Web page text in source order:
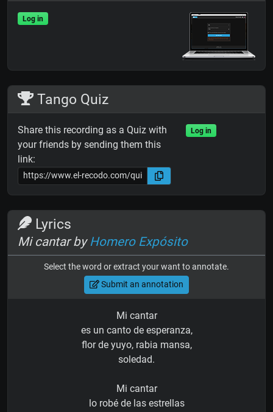
Log in
Tango Quiz
Share this recording as a Quiz with
your friends by sending them this
link:
Log in
Lyrics
Mi cantar by Homero Expósito
Select the word or extract your want to annotate.
Submit an annotation
Mi cantar
es un canto de esperanza,
flor de yuyo, rabia mansa,
soledad.
Mi cantar
lo robé de las estrellas